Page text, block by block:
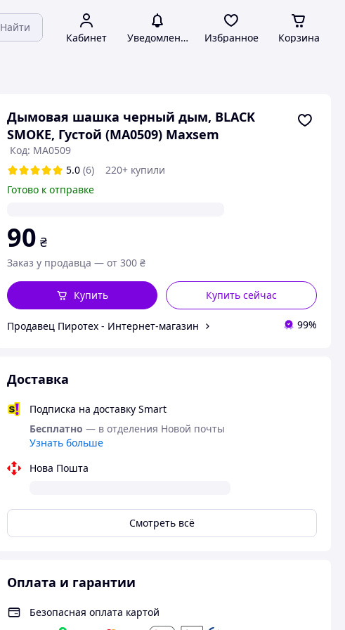
Найти
Кабинет Уведомления Избранное Корзина
Дымовая шашка черный дым, BLACK
SMOKE, Густой (MA0509) Maxsem
Код: MA0509
5.0 (6)
220+ купили
Готово к отправке
90 ₴
Заказ у продавца — от 300 ₴
Купить сейчас
Купить
Продавец Пиротех - Интернет-магазин 99%
Доставка
Подписка на доставку Smart
Бесплатно — в отделения Новой почты
Узнать больше
Нова Пошта
Смотреть всё
Оплата и гарантии
Безопасная оплата картой